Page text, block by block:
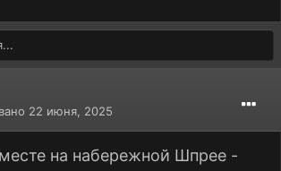
22 июня, 2025
на набережной Шпрее -